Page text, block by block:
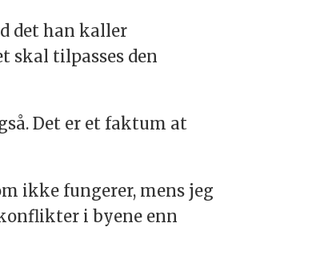
det han kaller
skal tilpasses den
Det er et faktum at
ikke fungerer, mens jeg
i byene enn